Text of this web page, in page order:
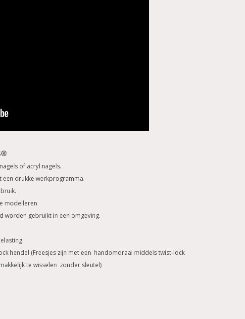
of acryl nagels.
een drukke werkprogramma.
modelleren
worden gebruikt in een omgeving.
hendel (Freesjes zijn met een handomdraai middels twist-lock
te wisselen zonder sleutel)